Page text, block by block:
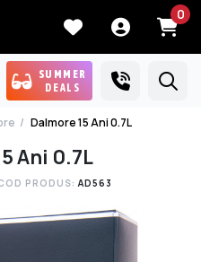
0
SUMMER
DEALS
Dalmore 15 Ani 0.7L
Ani 0.7L
PRODUS: AD563